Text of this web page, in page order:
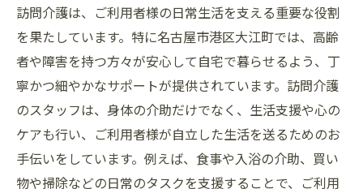
自宅での暮らしを支える訪問介護の役割
地域に根ざした介護サービスの重要性
訪問介護を通じた安全な生活環境の提供
訪問介護がサポートする日常生活の一コマ
訪問介護で実現する大江町の暮らしやすさ
訪問介護が支える大江町の心と体の健康
訪問介護がもたらす身体的サポート
訪問介護は、ご利用者様の日常生活を支える重要な役割
を果たしています。特に名古屋市港区大江町では、高齢
者や障害を持つ方々が安心して自宅で暮らせるよう、丁
寧かつ細やかなサポートが提供されています。訪問介護
のスタッフは、身体の介助だけでなく、生活支援や心の
ケアも行い、ご利用者様が自立した生活を送るためのお
手伝いをしています。例えば、食事や入浴の介助、買い
物や掃除などの日常のタスクを支援することで、ご利用